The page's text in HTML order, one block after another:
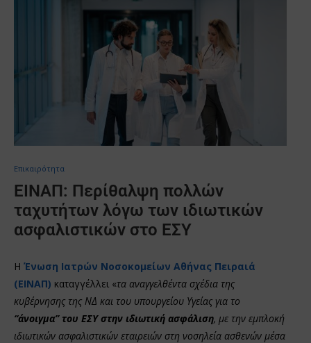
Επικαιρότητα
ΕΙΝΑΠ: Περίθαλψη πολλών
ταχυτήτων λόγω των ιδιωτικών
ασφαλιστικών στο ΕΣΥ
Η Ένωση Ιατρών Νοσοκομείων Αθήνας Πειραιά
(ΕΙΝΑΠ) καταγγέλλει «τα αναγγελθέντα σχέδια της
κυβέρνησης της ΝΔ και του υπουργείου Υγείας για το
“άνοιγμα” του ΕΣΥ στην ιδιωτική ασφάλιση, με την εμπλοκή
ιδιωτικών ασφαλιστικών εταιρειών στη νοσηλεία ασθενών μέσα